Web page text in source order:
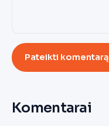
Pateikti komentarą
Komentarai